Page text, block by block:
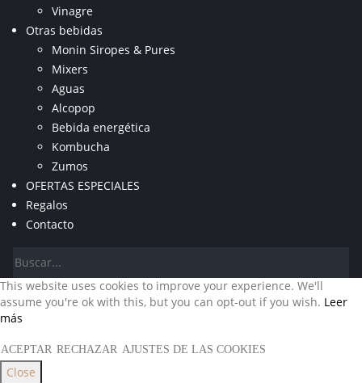
Vinagre
Otras bebidas
Monin Siropes & Pures
Mixers
Aguas
Alcopop
Bebida energética
Kombucha
Zumos
OFERTAS ESPECIALES
Regalos
Contacto
This website uses cookies to improve your experience. We'll
assume you're ok with this, but you can opt-out if you wish. Leer
más
ACEPTAR RECHAZAR AJUSTES DE LAS COOKIES
Close